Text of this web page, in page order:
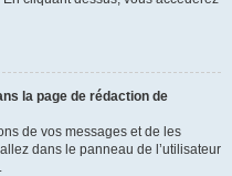
la page de rédaction de
de vos messages et de les
dans le panneau de l’utilisateur